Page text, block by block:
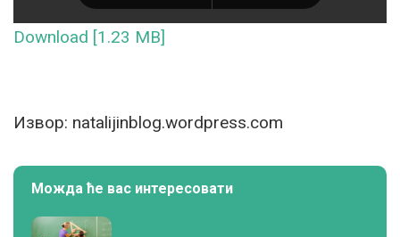
Download [1.23 MB]
Извор: natalijinblog.wordpress.com
Можда ће вас интересовати